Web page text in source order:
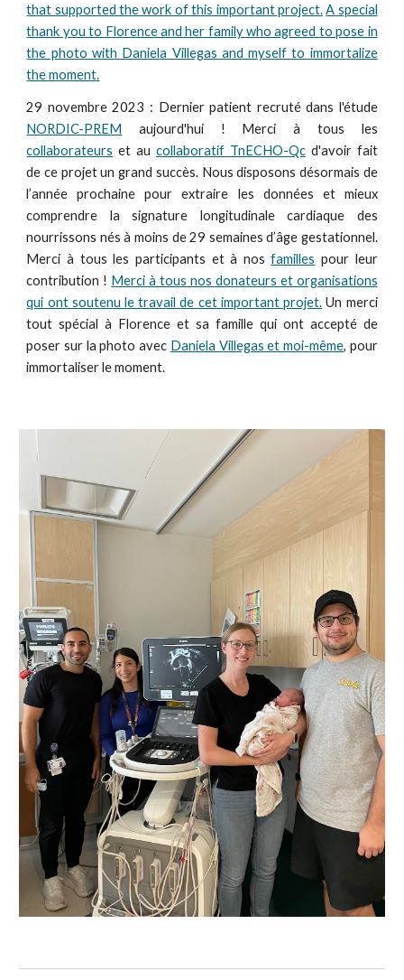
that supported the work of this important project.A special
thank you to Florence and her family who agreed to pose in
the photo with Daniela Villegas and myself to immortalize
the moment.
29 novembre 2023 : Dernier patient recruté dans l'étude
NORDIC-PREM aujourd'hui ! Merci à tous les
collaborateurs et au collaboratif TnECHO-Qcd'avoir fait
de ce projet un grand succès. Nous disposons désormais de
l’année prochaine pour extraire les données et mieux
comprendre la signature longitudinale cardiaque des
nourrissons nés à moins de 29 semaines d’âge gestationnel.
Merci à tous les participants et à nosfamilles pour leur
contribution ! Merci à tous nos donateurs et organisations
qui ont soutenu le travail de cet important projet. Un merci
tout spécial à Florence et sa famille qui ont accepté de
poser sur la photo avec Daniela Villegas et moi-même, pour
immortaliser le moment.